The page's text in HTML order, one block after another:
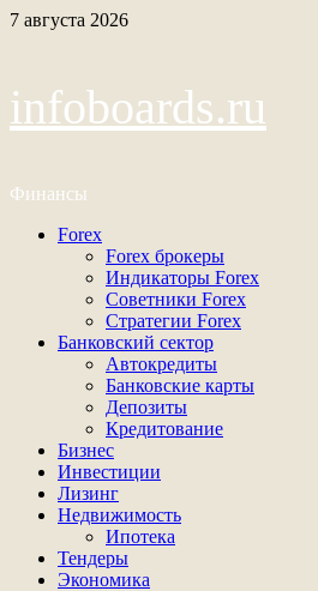
Перейти
7 августа 2026
infoboards.ru
Финансы
Основное
Forex
Forex брокеры
Индикаторы Forex
Советники Forex
Стратегии Forex
Банковский сектор
Автокредиты
Банковские карты
Депозиты
Кредитование
Бизнес
Инвестиции
Лизинг
Недвижимость
Ипотека
Тендеры
Экономика